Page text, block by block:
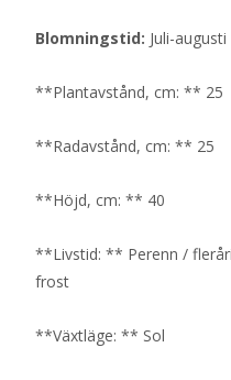
Blomningstid: Juli-augusti
**Plantavstånd, cm: ** 25
**Radavstånd, cm: ** 25
**Höjd, cm: ** 40
**Livstid: ** Perenn /
frost
**Växtläge: ** Sol